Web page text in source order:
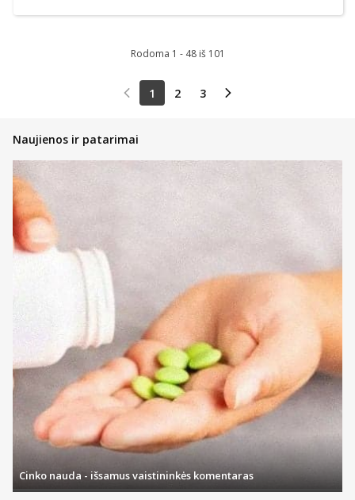
Rodoma 1 - 48 iš 101
1 2 3
Naujienos ir patarimai
Cinko nauda - išsamus vaistininkės komentaras